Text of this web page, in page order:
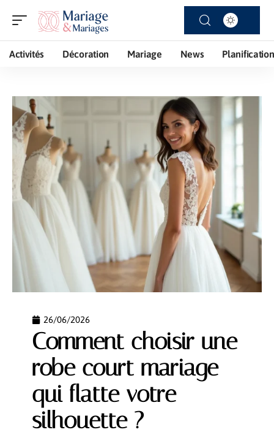
Activités Décoration Mariage News Planification
26/06/2026
Comment choisir une
robe court mariage
qui flatte votre
silhouette ?